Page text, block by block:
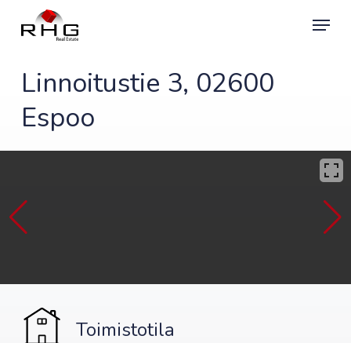
Menu
Linnoitustie 3, 02600
Espoo
Toimistotila